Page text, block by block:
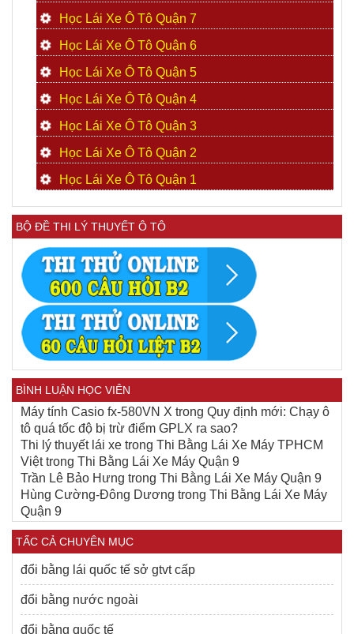
Học Lái Xe Ô Tô Quận 7
Học Lái Xe Ô Tô Quận 6
Học Lái Xe Ô Tô Quận 5
Học Lái Xe Ô Tô Quận 4
Học Lái Xe Ô Tô Quận 3
Học Lái Xe Ô Tô Quận 2
Học Lái Xe Ô Tô Quận 1
BỘ ĐỀ THI LÝ THUYẾT Ô TÔ
BÌNH LUẬN HỌC VIÊN
Máy tính Casio fx-580VN X trong Quy định mới: Chạy ô
tô quá tốc độ bị trừ điểm GPLX ra sao?
Thi lý thuyết lái xe trong Thi Bằng Lái Xe Máy TPHCM
Việttrong Thi Bằng Lái Xe Máy Quận 9
Trần Lê Bảo Hưng trong Thi Bằng Lái Xe Máy Quận 9
Hùng Cường-Đông Dương trong Thi Bằng Lái Xe Máy
Quận 9
TẤC CẢ CHUYÊN MỤC
đổi bằng lái quốc tế sở gtvt cấp
đổi bằng nước ngoài
đổi bằng quốc tế